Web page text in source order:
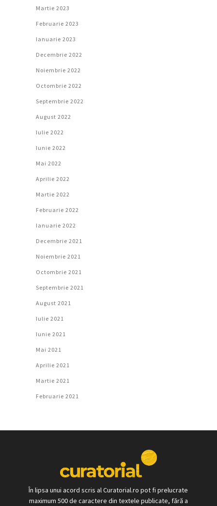
Martie 2023
Februarie 2023
Ianuarie 2023
Decembrie 2022
Noiembrie 2022
Octombrie 2022
Septembrie 2022
August 2022
Iulie 2022
Iunie 2022
Mai 2022
Aprilie 2022
Martie 2022
Februarie 2022
Ianuarie 2022
Decembrie 2021
Noiembrie 2021
Octombrie 2021
Septembrie 2021
August 2021
Iulie 2021
Iunie 2021
Mai 2021
Aprilie 2021
Martie 2021
Februarie 2021
În lipsa unui acord scris al Curatorial.ro pot fi prelucrate
maximum 500 de caractere din textele publicate, fără a